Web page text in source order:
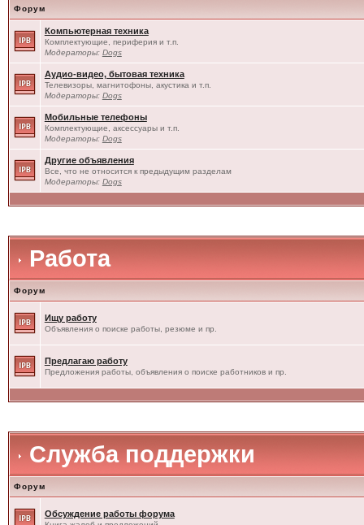
Форум
Компьютерная техника
Комплектующие, периферия и т.п.
Модераторы: Dogs
Аудио-видео, бытовая техника
Телевизоры, магнитофоны, акустика и т.п.
Модераторы: Dogs
Мобильные телефоны
Комплектующие, аксессуары и т.п.
Модераторы: Dogs
Другие объявления
Все, что не относится к предыдущим разделам
Модераторы: Dogs
Работа
Форум
Ищу работу
Объявления о поиске работы, резюме и пр.
Предлагаю работу
Предложения работы, объявления о поиске работников и пр.
Служба поддержки
Форум
Обсуждение работы форума